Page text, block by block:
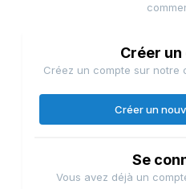
Créer
Créez un compte sur notre
Créer un
Se
Vous avez déjà un